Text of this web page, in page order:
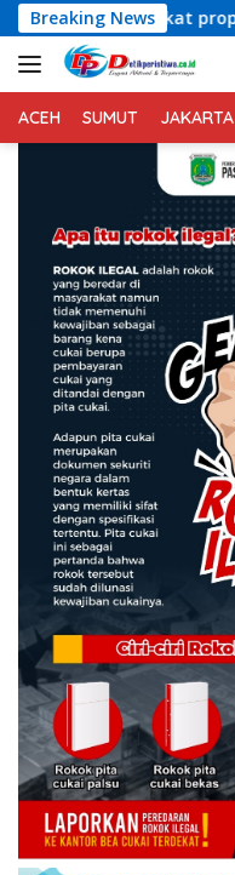
Langsung
ke
konten
Breaking News
dan nasional
ACEH SUMUT JAKARTA